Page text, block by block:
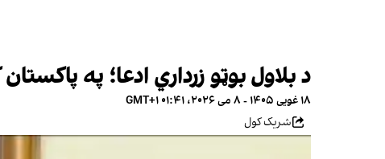
د بلاول بوټو زرداري ادعا؛ په
۱۸ غویی ۱۴۰۵ - ۸ می ۲۰۲۶، ۰۱:۴۱ GMT+۱
شریک کول